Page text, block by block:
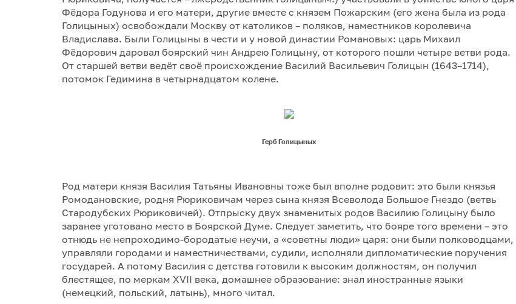
Фёдора Годунова и его матери, другие вместе с князем Пожарским (его жена была из рода
Голицыных) освобождали Москву от католиков – поляков, наместников королевича
Владислава. Были Голицыны в чести и у новой династии Романовых: царь Михаил
Фёдорович даровал боярский чин Андрею Голицыну, от которого пошли четыре ветви рода.
От старшей ветви ведёт своё происхождение Василий Васильевич Голицын (1643–1714),
потомок Гедимина в четырнадцатом колене.
Герб Голицыных
Род матери князя Василия Татьяны Ивановны тоже был вполне родовит: это были князья
Ромодановские, родня Рюриковичам через сына князя Всеволода Большое Гнездо (ветвь
Стародубских Рюриковичей). Отпрыску двух знаменитых родов Василию Голицыну было
заранее уготовано место в Боярской Думе. Следует заметить, что бояре того времени – это
отнюдь не непроходимо-бородатые неучи, а «советны люди» царя: они были полководцами,
управляли городами и наместничествами, судили, исполняли дипломатические поручения
государей. А потому Василия с детства готовили к высоким должностям, он получил
блестящее, по меркам XVII века, домашнее образование: знал иностранные языки
(немецкий, польский, латынь), много читал.